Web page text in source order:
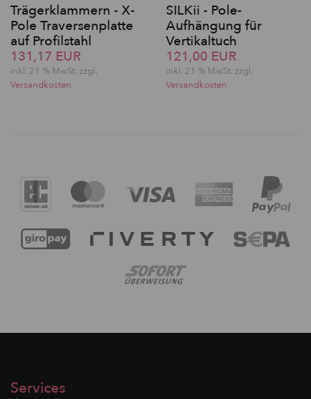
Trägerklammern - X-
Pole Traversenplatte
auf Profilstahl
131,17 EUR
inkl. 21 % MwSt. zzgl.
Versandkosten
SILKii - Pole-
Aufhängung für
Vertikaltuch
121,00 EUR
inkl. 21 % MwSt. zzgl.
Versandkosten
Services